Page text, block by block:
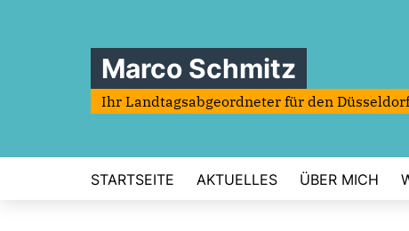
Marco Schmitz
Ihr Landtagsabgeordneter für den
STARTSEITE AKTUELLES ÜBER MICH